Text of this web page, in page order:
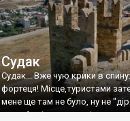
Судак
Судак... Вже чую крики в
фортеця! Місце,туристами
мене ще там не було, ну не
принаймні до цього літа.